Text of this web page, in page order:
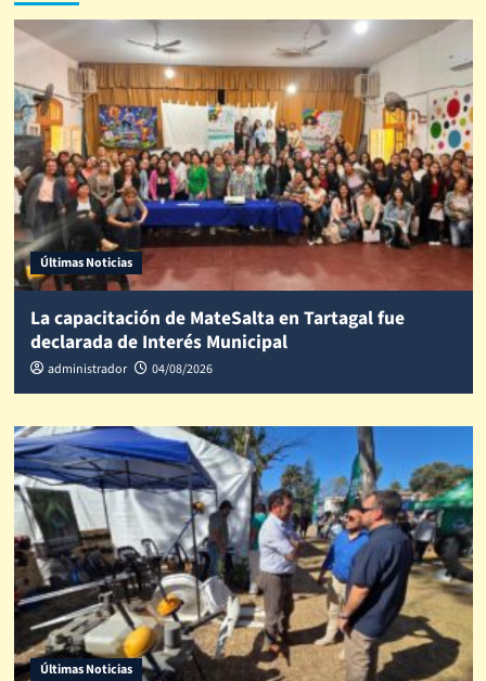
Últimas Noticias
La capacitación de MateSalta en Tartagal fue
declarada de Interés Municipal
administrador 04/08/2026
Últimas Noticias